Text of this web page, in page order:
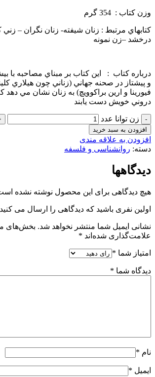
وزن كتاب : 354 گرم
كتابهاي مرتبط : زنان شيفته- زنان نگران –
درخشد –زن نمونه
و پيشتاز در صحنه جهاني (زناني چون هيلاري
فيورينا و ارين براكوويچ) به زنان نشان مي دهد
دروني خويش دست يابند
زن توانا عدد
افزودن به سبد خرید
افزودن به علاقه مندی
دسته: روانشناسی و فلسفه
دیدگاهها
هیچ دیدگاهی برای این محصول نوشته نشده
اولین نفری باشید که دیدگاهی را ارسال می کنید
نشانی ایمیل شما منتشر نخواهد شد. بخش‌های
علامت‌گذاری شده‌اند *
امتیاز شما *
دیدگاه شما *
نام *
ایمیل *